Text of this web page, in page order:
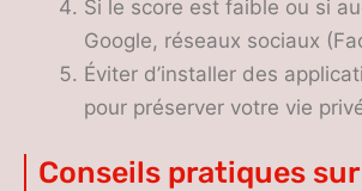
Si le score est faible ou si
Google, réseaux sociaux
Éviter d’installer des
pour préserver votre vie
Conseils pratiques